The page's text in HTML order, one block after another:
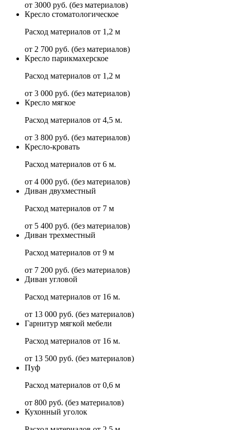
от 3000 руб. (без материалов)
Кресло стоматологическое
Расход материалов от 1,2 м
от 2 700 руб. (без материалов)
Кресло парикмахерское
Расход материалов от 1,2 м
от 3 000 руб. (без материалов)
Кресло мягкое
Расход материалов от 4,5 м.
от 3 800 руб. (без материалов)
Кресло-кровать
Расход материалов от 6 м.
от 4 000 руб. (без материалов)
Диван двухместный
Расход материалов от 7 м
от 5 400 руб. (без материалов)
Диван трехместный
Расход материалов от 9 м
от 7 200 руб. (без материалов)
Диван угловой
Расход материалов от 16 м.
от 13 000 руб. (без материалов)
Гарнитур мягкой мебели
Расход материалов от 16 м.
от 13 500 руб. (без материалов)
Пуф
Расход материалов от 0,6 м
от 800 руб. (без материалов)
Кухонный уголок